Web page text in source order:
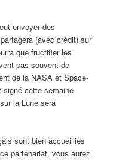
envoyer des
(avec crédit) sur
que fructifier les
pas souvent de
de la NASA et Space-
signé cette semaine
la Lune sera
sont bien accueillies
partenariat, vous aurez